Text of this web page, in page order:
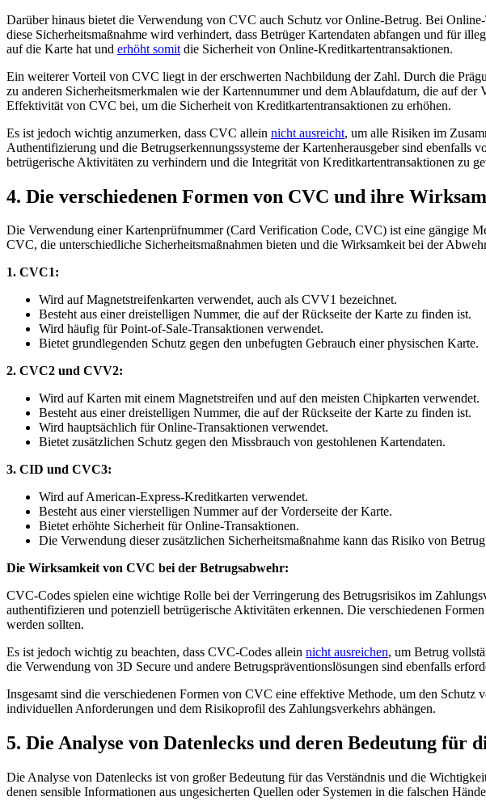
Darüber hinaus ⁢bietet‌ die Verwendung von CVC auch Schutz vor Online-Betrug. Bei
diese Sicherheitsmaßnahme wird verhindert, dass‌ Betrüger Kartendaten abfangen und für
auf die Karte hat und erhöht somit die ⁢Sicherheit von Online-Kreditkartentransaktionen.
Ein weiterer Vorteil von CVC liegt ⁣in der erschwerten⁣ Nachbildung der Zahl. Durch‍ die
zu ​anderen Sicherheitsmerkmalen wie der ​Kartennummer und‌ dem Ablaufdatum, die auf
Effektivität von CVC bei,⁣ um die Sicherheit von​ Kreditkartentransaktionen zu ⁤erhöhen.
Es ist ‌jedoch⁢ wichtig anzumerken, dass CVC ‌allein nicht ausreicht, um alle Risiken⁤ im
Authentifizierung und‌ die⁣ Betrugserkennungssysteme der​ Kartenherausgeber⁢ sind
betrügerische ​Aktivitäten⁢ zu verhindern und die Integrität von Kreditkartentransaktionen zu
4. Die​ verschiedenen Formen von‍ CVC und ihre
Die Verwendung einer Kartenprüfnummer ‌(Card Verification Code, CVC)‍ ist eine gängige
CVC, die unterschiedliche Sicherheitsmaßnahmen⁤ bieten und die Wirksamkeit bei‍ der
1. CVC1:
Wird auf Magnetstreifenkarten verwendet,⁤ auch als CVV1 bezeichnet.
Besteht aus einer dreistelligen Nummer, ⁣die auf ⁤der Rückseite der ‍Karte zu ⁤finden ist.
Wird häufig für⁤ Point-of-Sale-Transaktionen verwendet.
Bietet ‌grundlegenden Schutz gegen ‍den unbefugten ​Gebrauch einer physischen Karte.
2. CVC2 ​und CVV2:
Wird auf Karten mit einem Magnetstreifen und auf den‌ meisten‍ Chipkarten⁢ verwendet.
Besteht aus einer ​dreistelligen Nummer,‍ die auf der Rückseite der Karte zu finden ⁣ist.
Wird hauptsächlich für ​Online-Transaktionen verwendet.
Bietet zusätzlichen Schutz ‌gegen den Missbrauch von gestohlenen Kartendaten.
3. CID und CVC3:
Wird auf ‍American-Express-Kreditkarten verwendet.
Besteht aus einer vierstelligen Nummer auf ‍der⁢ Vorderseite‌ der Karte.
Bietet erhöhte Sicherheit ​für‌ Online-Transaktionen.
Die Verwendung dieser zusätzlichen Sicherheitsmaßnahme kann das Risiko von
Die Wirksamkeit von CVC bei der⁢ Betrugsabwehr:
CVC-Codes spielen eine ⁢wichtige Rolle bei​ der Verringerung des Betrugsrisikos im
authentifizieren ‍und potenziell betrügerische Aktivitäten erkennen. Die ‌verschiedenen
werden sollten.
Es ist jedoch ​wichtig zu ​beachten, dass CVC-Codes allein‌ nicht ausreichen, um Betrug
die ​Verwendung‌ von 3D Secure⁣ und andere Betrugspräventionslösungen sind ebenfalls
Insgesamt sind die verschiedenen Formen von‍ CVC ⁣eine effektive Methode, ‍um den
individuellen ⁣Anforderungen‌ und dem Risikoprofil ‌des‍ Zahlungsverkehrs abhängen.
5. Die ⁤Analyse von Datenlecks und⁣ deren Bedeutung​ für
Die Analyse von Datenlecks ist von großer Bedeutung für das⁤ Verständnis und die
denen sensible Informationen aus ungesicherten Quellen oder Systemen in ⁢die falschen